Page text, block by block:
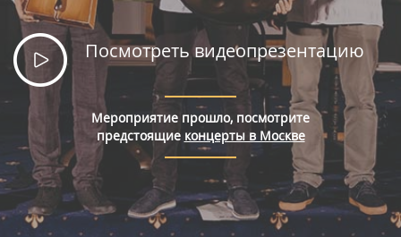
Посмотреть видеопрезентацию
Мероприятие прошло, посмотрите
предстоящие концерты в Москве